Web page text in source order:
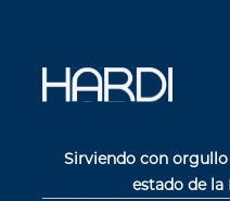
Sirviendo con orgullo
estado de la